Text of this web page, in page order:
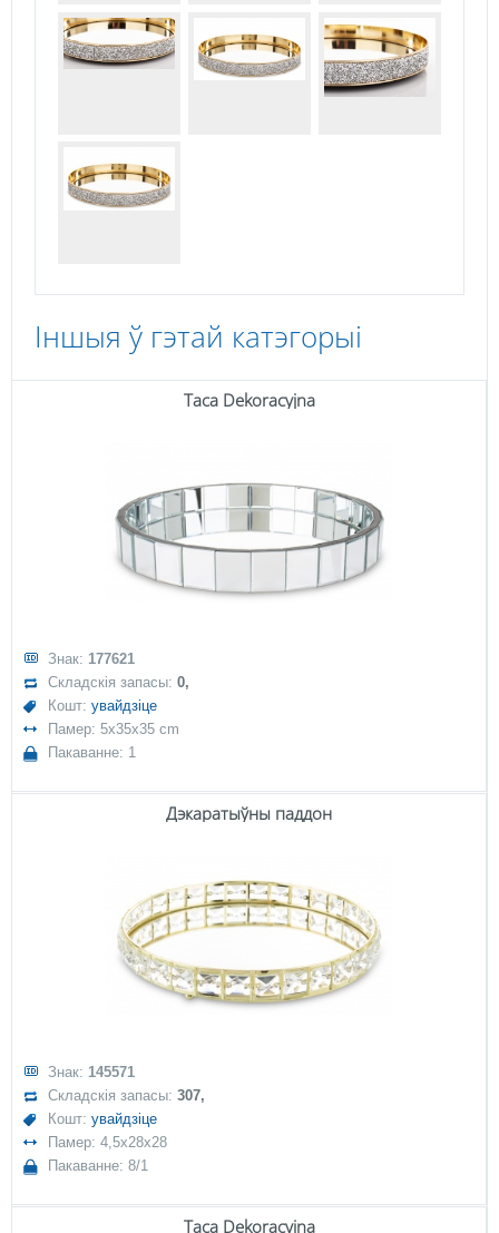
Іншыя ў гэтай катэгорыі
Taca Dekoracyjna
Знак: 177621
Складскія запасы:0,
Кошт:увайдзіце
Памер: 5x35x35 cm
Пакаванне: 1
Дэкаратыўны паддон
Знак: 145571
Складскія запасы:307,
Кошт:увайдзіце
Памер: 4,5x28x28
Пакаванне: 8/1
Taca Dekoracyjna